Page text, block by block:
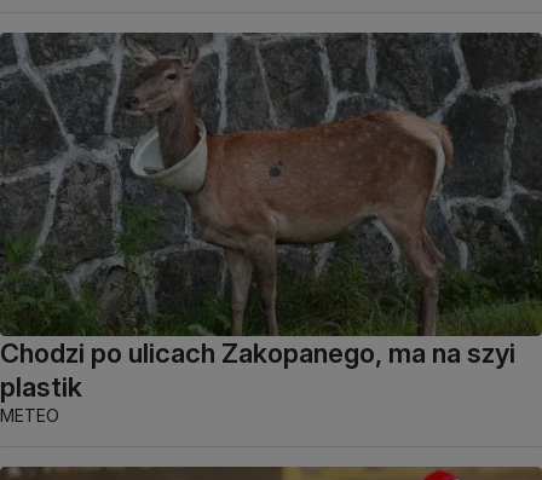
Chodzi po ulicach Zakopanego, ma na szyi
plastik
METEO